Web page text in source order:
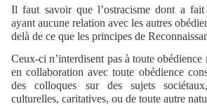
Il faut savoir que l’ostracisme dont a
ayant aucune relation avec les autres
delà de ce que les principes de
Ceux-ci n’interdisent pas à toute obédience
en collaboration avec toute obédience
des colloques sur des sujets
culturelles, caritatives, ou de toute autre